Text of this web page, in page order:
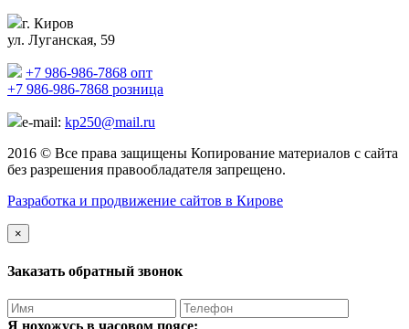
г. Киров
ул. Луганская, 59
+7 986-986-7868 опт
+7 986-986-7868 розница
e-mail: kp250@mail.ru
2016 © Все права защищены Копирование материалов с сайта
без разрешения правообладателя запрещено.
Разработка и продвижение сайтов в Кирове
×
Заказать обратный звонок
Я нохожусь в часовом поясе: